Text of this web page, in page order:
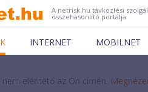
A netrisk.hu távközlési
összehasonlító portálja
INTERNET MOBILNET
elérhető az Ön címén.